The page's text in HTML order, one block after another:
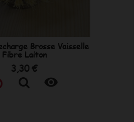
Brosse Vaisselle
Fibre Laiton
Prix
3,30 €
